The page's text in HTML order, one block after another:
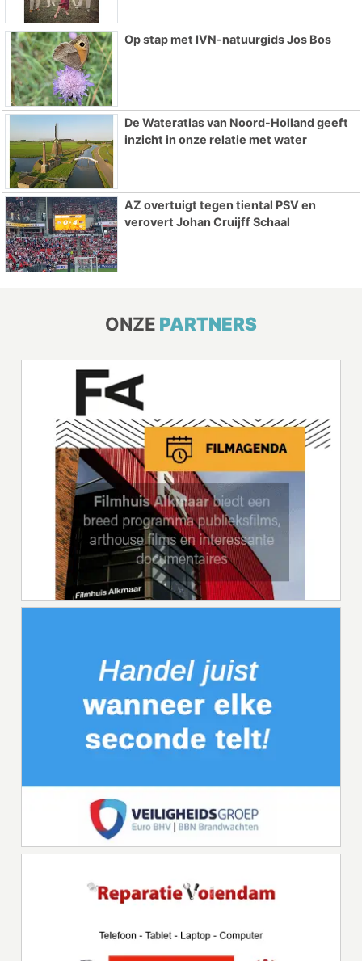
Op stap met IVN-natuurgids Jos Bos
De Wateratlas van Noord-Holland geeft
inzicht in onze relatie met water
AZ overtuigt tegen tiental PSV en
verovert Johan Cruijff Schaal
ONZE PARTNERS